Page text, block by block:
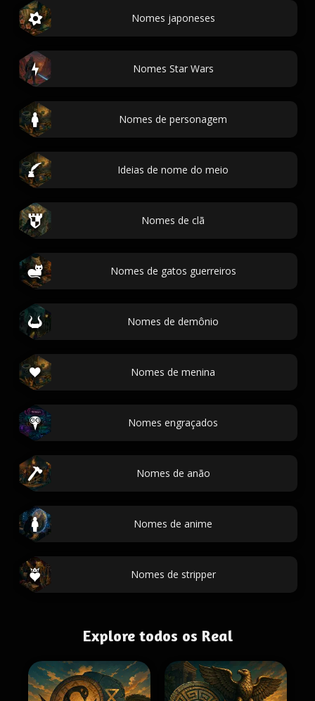
Nomes japoneses
Nomes Star Wars
Nomes de personagem
Ideias de nome do meio
Nomes de clã
Nomes de gatos guerreiros
Nomes de demônio
Nomes de menina
Nomes engraçados
Nomes de anão
Nomes de anime
Nomes de stripper
Explore todos os Real